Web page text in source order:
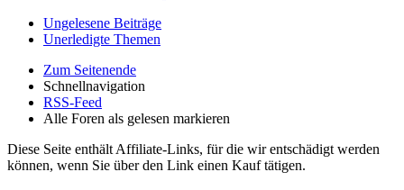
Ungelesene Beiträge
Unerledigte Themen
Zum Seitenende
Schnellnavigation
RSS-Feed
Alle Foren als gelesen markieren
Diese Seite enthält Affiliate-Links, für die wir entschädigt werden
können, wenn Sie über den Link einen Kauf tätigen.